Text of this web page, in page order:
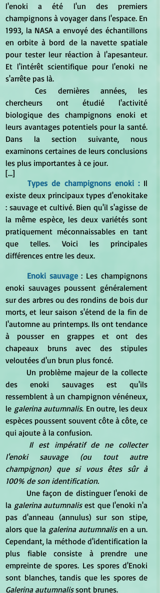
l'enoki a été l'un des premiers
champignons à voyager dans l'espace. En
1993, la NASA a envoyé des échantillons
en orbite à bord de la navette spatiale
pour tester leur réaction à l'apesanteur.
Et l'intérêt scientifique pour l'enoki ne
s'arrête pas là.
chercheurs ont étudié l'activité
biologique des champignons enoki et
leurs avantages potentiels pour la santé.
Dans la section suivante, nous
examinons certaines de leurs conclusions
les plus importantes à ce jour.
[...]
Types de champignons enoki : Il
existe deux principaux types d'enokitake
: sauvage et cultivé. Bien qu'il s'agisse de
la même espèce, les deux variétés sont
pratiquement méconnaissables en tant
que telles. Voici les principales
différences entre les deux.
	Enoki sauvage
: Les champignons
enoki sauvages poussent généralement
sur des arbres ou des rondins de bois dur
morts, et leur saison s'étend de la fin de
l'automne au printemps. Ils ont tendance
à pousser en grappes et ont des
chapeaux bruns avec des stipules
veloutées d'un brun plus foncé.
des enoki sauvages est qu'ils
ressemblent à un champignon vénéneux,
le galerina autumnalis. En outre, les deux
espèces poussent souvent côte à côte, ce
qui ajoute à la confusion.
Il est impératif de ne collecter
l'enoki sauvage (ou tout autre
champignon) que si vous êtes sûr à
100% de son identification.
la galerina autumnalis est que l'enoki n'a
pas d'anneau (annulus) sur son stipe,
alors que la galerina autumnalis en a un.
Cependant, la méthode d'identification la
plus fiable consiste à prendre une
empreinte de spores. Les spores d'Enoki
Galerina autumnalis sont brunes.